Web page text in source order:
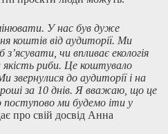
У нас був дуже
коштів від аудиторії. Ми
чи впливає екологія
риби. Це коштувало
звернулися до аудиторії і на
за 10 днів. Я вважаю, що це
поступово ми будемо іти у
про свій досвід Анна